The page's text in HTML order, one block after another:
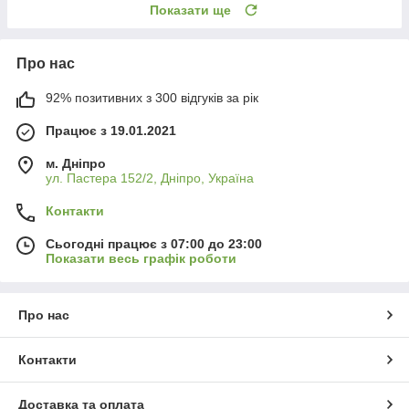
Показати ще
Про нас
92% позитивних з 300 відгуків за рік
Працює з 19.01.2021
м. Дніпро
ул. Пастера 152/2, Дніпро, Україна
Контакти
Сьогодні працює з 07:00 до 23:00
Показати весь графік роботи
Про нас
Контакти
Доставка та оплата